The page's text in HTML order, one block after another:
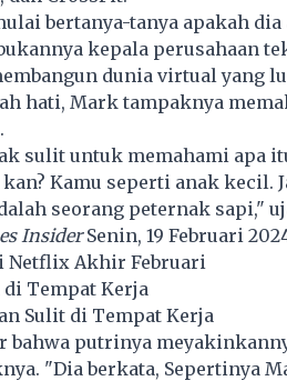
bertanya-tanya apakah dia
kepala perusahaan
dunia virtual yang
hati, Mark tampaknya
sulit untuk memahami apa
Kamu seperti anak kecil.
seorang peternak sapi,"
InsiderSenin, 19 Februari
Netflix Akhir Februari
Tempat Kerja
Sulit di Tempat Kerja
putrinya
"Dia berkata, Sepertinya